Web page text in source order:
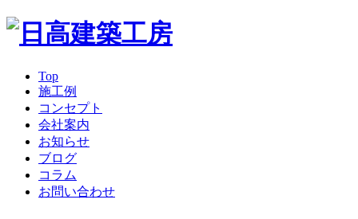
Top
施工例
コンセプト
会社案内
お知らせ
ブログ
コラム
お問い合わせ